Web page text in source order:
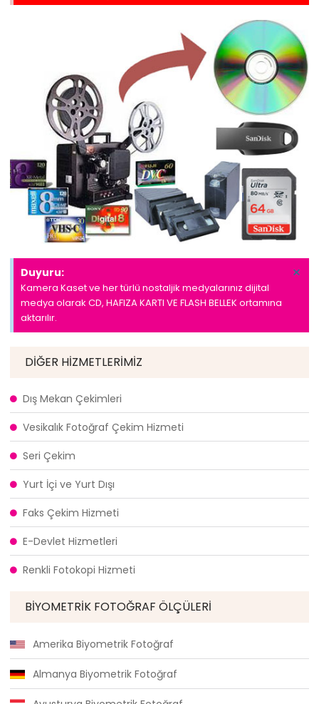
Duyuru:
Kamera Kaset ve her türlü nostaljik medyalarınız dijital
medya olarak CD, HAFIZA KARTI VE FLASH BELLEK ortamına
aktarılır.
×
DIĞER HIZMETLERIMIZ
Dış Mekan Çekimleri
Vesikalık Fotoğraf Çekim Hizmeti
Seri Çekim
Yurt İçi ve Yurt Dışı
Faks Çekim Hizmeti
E-Devlet Hizmetleri
Renkli Fotokopi Hizmeti
BIYOMETRIK FOTOĞRAF ÖLÇÜLERI
Amerika Biyometrik Fotoğraf
Almanya Biyometrik Fotoğraf